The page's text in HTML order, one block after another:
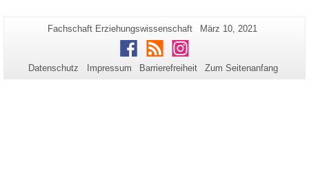
Zusätzliche
Informationen
zu
dieser
Seiten-
Fachschaft Erziehungswissenschaft
Letzte
März 10, 2021
Facebook
RSS Instagram
Datenschutz Impressum Barrierefreiheit Zum Seitenanfang